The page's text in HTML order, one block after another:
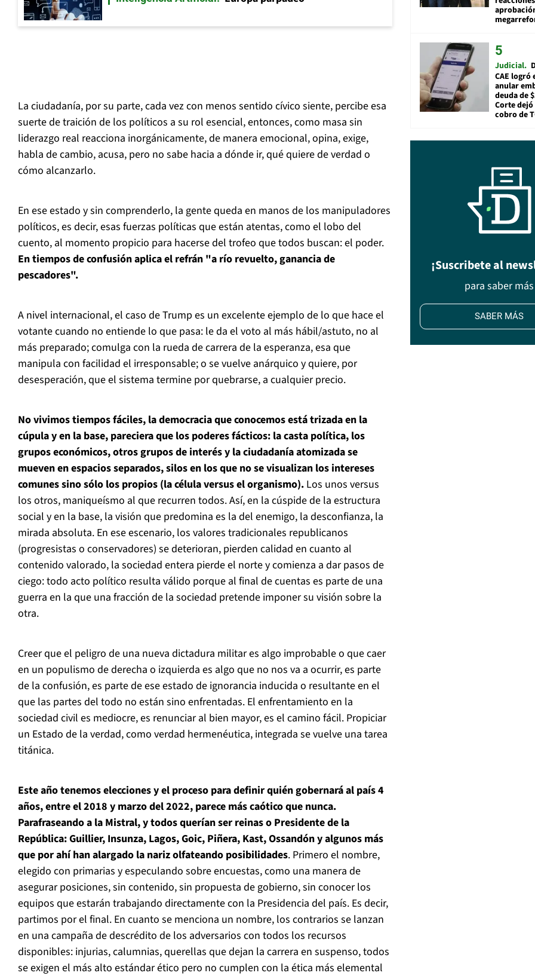
La ciudadanía, por su parte, cada vez con menos sentido cívico siente, percibe esa
suerte de traición de los políticos a su rol esencial, entonces, como masa sin
liderazgo real reacciona inorgánicamente, de manera emocional, opina, exige,
habla de cambio, acusa, pero no sabe hacia a dónde ir, qué quiere de verdad o
cómo alcanzarlo.
En ese estado y sin comprenderlo, la gente queda en manos de los manipuladores
políticos, es decir, esas fuerzas políticas que están atentas, como el lobo del
cuento, al momento propicio para hacerse del trofeo que todos buscan: el poder.
En tiempos de confusión aplica el refrán "a río revuelto, ganancia de
pescadores".
A nivel internacional, el caso de Trump es un excelente ejemplo de lo que hace el
votante cuando no entiende lo que pasa: le da el voto al más hábil/astuto, no al
más preparado; comulga con la rueda de carrera de la esperanza, esa que
manipula con facilidad el irresponsable; o se vuelve anárquico y quiere, por
desesperación, que el sistema termine por quebrarse, a cualquier precio.
No vivimos tiempos fáciles, la democracia que conocemos está trizada en la
cúpula y en la base, pareciera que los poderes fácticos: la casta política, los
grupos económicos, otros grupos de interés y la ciudadanía atomizada se
mueven en espacios separados, silos en los que no se visualizan los intereses
comunes sino sólo los propios (la célula versus el organismo). Los unos versus
los otros, maniqueísmo al que recurren todos. Así, en la cúspide de la estructura
social y en la base, la visión que predomina es la del enemigo, la desconfianza, la
mirada absoluta. En ese escenario, los valores tradicionales republicanos
(progresistas o conservadores) se deterioran, pierden calidad en cuanto al
contenido valorado, la sociedad entera pierde el norte y comienza a dar pasos de
ciego: todo acto político resulta válido porque al final de cuentas es parte de una
guerra en la que una fracción de la sociedad pretende imponer su visión sobre la
otra.
Creer que el peligro de una nueva dictadura militar es algo improbable o que caer
en un populismo de derecha o izquierda es algo que no nos va a ocurrir, es parte
de la confusión, es parte de ese estado de ignorancia inducida o resultante en el
que las partes del todo no están sino enfrentadas. El enfrentamiento en la
sociedad civil es mediocre, es renunciar al bien mayor, es el camino fácil. Propiciar
un Estado de la verdad, como verdad hermenéutica, integrada se vuelve una tarea
titánica.
Este año tenemos elecciones y el proceso para definir quién gobernará al país 4
años, entre el 2018 y marzo del 2022, parece más caótico que nunca.
Parafraseando a la Mistral, y todos querían ser reinas o Presidente de la
República: Guillier, Insunza, Lagos, Goic, Piñera, Kast, Ossandón y algunos más
que por ahí han alargado la nariz olfateando posibilidades. Primero el nombre,
elegido con primarias y especulando sobre encuestas, como una manera de
asegurar posiciones, sin contenido, sin propuesta de gobierno, sin conocer los
equipos que estarán trabajando directamente con la Presidencia del país. Es decir,
partimos por el final. En cuanto se menciona un nombre, los contrarios se lanzan
en una campaña de descrédito de los adversarios con todos los recursos
disponibles: injurias, calumnias, querellas que dejan la carrera en suspenso, todos
se exigen el más alto estándar ético pero no cumplen con la ética más elemental
Judicial
CAE logró
anular
deuda de
Corte
cobro de
¡Suscribete al
para saber más
SABER MÁS